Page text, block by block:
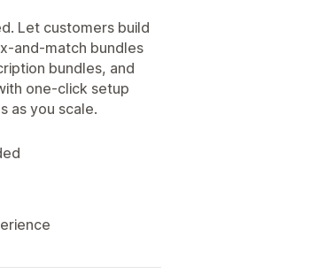
Let customers build
and-match bundles
bundles, and
one-click setup
as you scale.